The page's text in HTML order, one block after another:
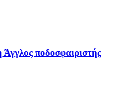
Άγγλος ποδοσφαιριστής